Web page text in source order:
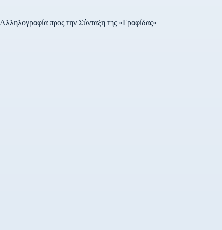
Εφηβικού-Νεανικού
Αλληλογραφία προς την Σύνταξη της «Γραφίδας»